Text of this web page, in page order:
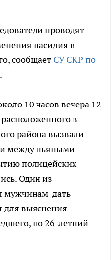
проводят
насилия в
сообщает СУ СКР по
.
10 часов вечера 12
в
района вызвали
между пьяными
полицейских
Один из
мужчинам дать
для выяснения
но 26-летний